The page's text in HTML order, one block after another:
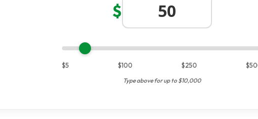
$
Ajuster le Prix de Vente
$5 $100 $250
Type above for up to $10,000